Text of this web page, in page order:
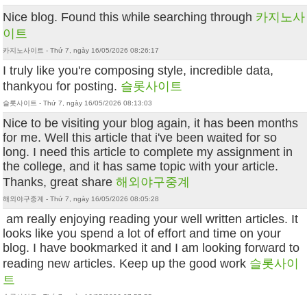
Nice blog. Found this while searching through 카지노사
이트
카지노사이트 - Thứ 7, ngày 16/05/2026 08:26:17
I truly like you're composing style, incredible data,
thankyou for posting. 슬롯사이트
슬롯사이트 - Thứ 7, ngày 16/05/2026 08:13:03
Nice to be visiting your blog again, it has been months
for me. Well this article that i've been waited for so
long. I need this article to complete my assignment in
the college, and it has same topic with your article.
Thanks, great share해외야구중계
해외야구중계 - Thứ 7, ngày 16/05/2026 08:05:28
am really enjoying reading your well written articles. It
looks like you spend a lot of effort and time on your
blog. I have bookmarked it and I am looking forward to
reading new articles. Keep up the good work 슬롯사이
트